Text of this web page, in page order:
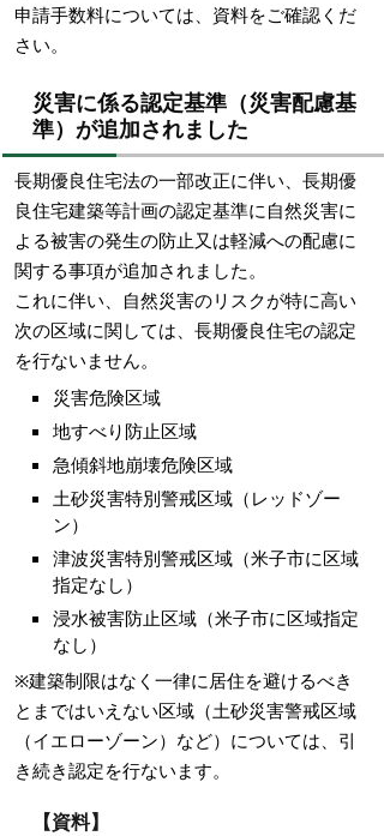
申請手数料については、資料をご確認くだ
さい。
災害に係る認定基準（災害配慮基
準）が追加されました
長期優良住宅法の一部改正に伴い、長期優
良住宅建築等計画の認定基準に自然災害に
よる被害の発生の防止又は軽減への配慮に
関する事項が追加されました。
これに伴い、自然災害のリスクが特に高い
次の区域に関しては、長期優良住宅の認定
を行ないません。
災害危険区域
地すべり防止区域
急傾斜地崩壊危険区域
土砂災害特別警戒区域（レッドゾー
ン）
津波災害特別警戒区域（米子市に区域
指定なし）
浸水被害防止区域（米子市に区域指定
なし）
※建築制限はなく一律に居住を避けるべき
とまではいえない区域（土砂災害警戒区域
（イエローゾーン）など）については、引
き続き認定を行ないます。
【資料】